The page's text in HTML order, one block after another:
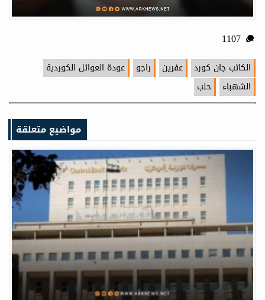
الكاتب جان كورد عفرين راجو
عودة العوائل الكوردية
الشهباء
حلب
مواضيع متعلقة